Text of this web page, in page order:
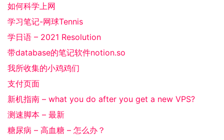
如何科学上网
学习笔记-网球Tennis
学日语 – 2021 Resolution
带database的笔记软件notion.so
我所收集的小鸡鸡们
支付页面
新机指南 – what you do after you get a new VPS?
测速脚本 – 最新
糖尿病 – 高血糖 – 怎么办？